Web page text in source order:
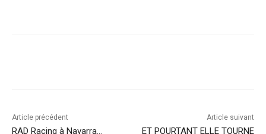
Article précédent
RAD Racing à Navarra…
Article suivant
ET POURTANT ELLE TOURNE